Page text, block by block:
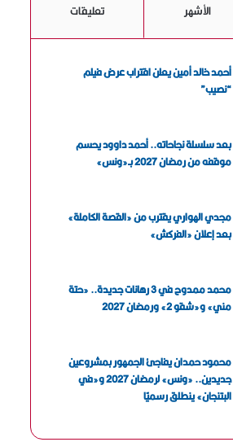
الأشهر تعليقات
أحمد خالد أمين يعلن اقتراب عرض فيلم
“نصيب”
بعد سلسلة نجاحاته.. أحمد داوود يحسم
موقفه من رمضان 2027 بـ«ونس»
مجدي الهواري يقترب من «القصة الكاملة»
بعد إعلان «الفركش»
محمد ممدوح في 3 رهانات جديدة.. «حتة
مني» و«شقو 2» ورمضان 2027
محمود حمدان يفاجئ الجمهور بمشروعين
جديدين.. «ونس» لرمضان 2027 و«في
البتنجان» ينطلق رسميًا